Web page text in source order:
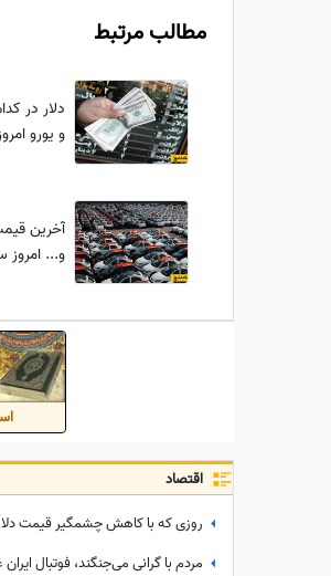
مطالب مرتبط
دلار در
و یورو امروز
آخرین
و... امروز سه‌شنبه
اقتصاد